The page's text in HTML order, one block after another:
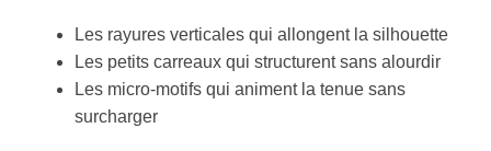
Les rayures verticales qui allongent la silhouette
Les petits carreaux qui structurent sans alourdir
Les micro-motifs qui animent la tenue sans
surcharger